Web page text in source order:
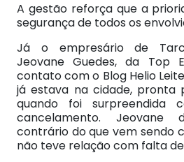
A gestão reforça que a
segurança de todos os
Já o empresário de
Jeovane Guedes, da Top
contato com o Blog Helio
já estava na cidade, pronta
quando foi surpreendida
cancelamento. Jeovane
contrário do que vem sendo
não teve relação com falta